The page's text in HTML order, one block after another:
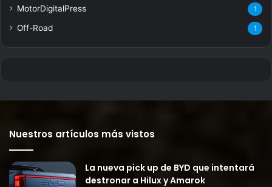
MotorDigitalPress 1
Off-Road 1
Nuestros artículos más vistos
La nueva pick up de BYD que intentará
destronar a Hilux y Amarok